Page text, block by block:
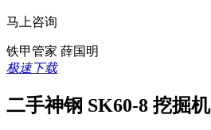
马上咨询
铁甲管家 薛国明
极速下载
二手神钢 SK60-8 挖掘机